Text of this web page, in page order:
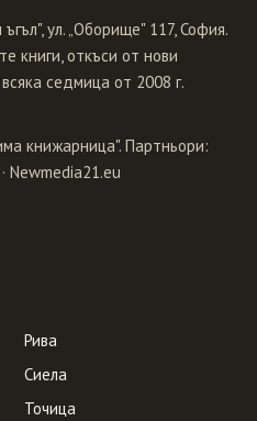
ул. „Оборище" 117, София.
книги, откъси от нови
седмица от 2008 г.
книжарница". Партньори:
· Newmedia21.eu
Рива
Сиела
Точица